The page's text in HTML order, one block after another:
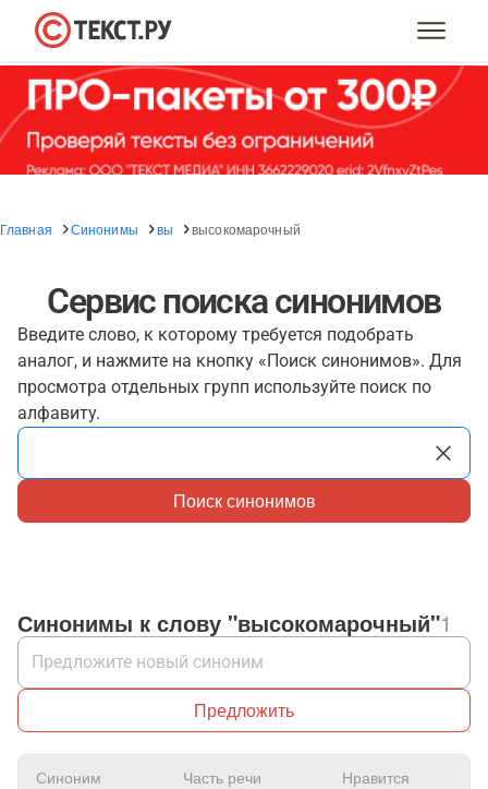
Главная Синонимы вы высокомарочный
Сервис поиска синонимов
Введите слово, к которому требуется подобрать
аналог, и нажмите на кнопку «Поиск синонимов». Для
просмотра отдельных групп используйте поиск по
алфавиту.
Поиск синонимов
Синонимы к слову "высокомарочный"1
Предложить
Синоним Часть речи Нравится